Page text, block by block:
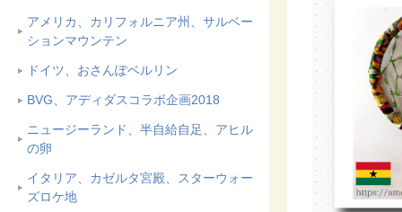
アメリカ、カリフォルニア州、サルベー
ションマウンテン
ドイツ、おさんぽベルリン
BVG、アディダスコラボ企画2018
ニュージーランド、半自給自足、アヒル
の卵
イタリア、カゼルタ宮殿、スターウォー
ズロケ地